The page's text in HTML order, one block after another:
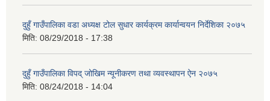
दुहुँ गाउँपालिका वडा अध्यक्ष टोल सुधार कार्यक्रम कार्यान्वयन निर्देशिका २०७५
मिति: 08/29/2018 - 17:38
दुहुँ गाउँपालिका विपद् जोखिम न्यूनीकरण तथा व्यवस्थापन ऐन २०७५
मिति: 08/24/2018 - 14:04